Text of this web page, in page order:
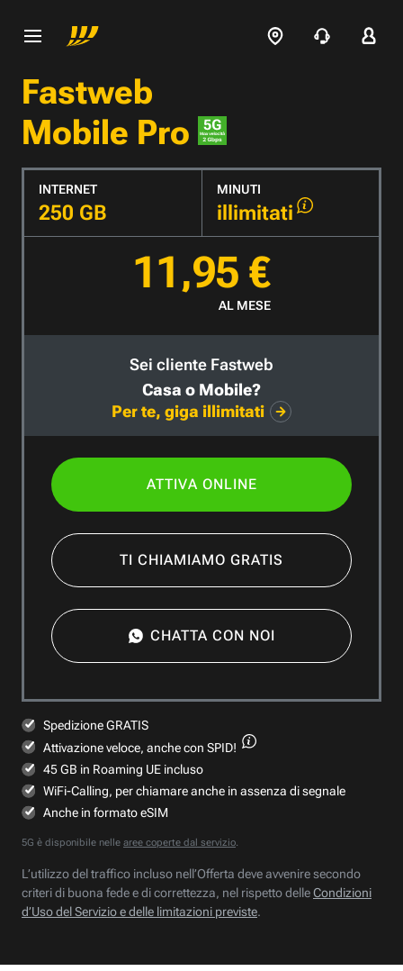
Fastweb
Mobile Pro
INTERNET
250 GB
MINUTI
illimitati
11,95 €
AL MESE
Sei cliente Fastweb
Casa o Mobile?
Per te, giga illimitati
ATTIVA ONLINE
TI CHIAMIAMO GRATIS
CHATTA CON NOI
Spedizione GRATIS
Attivazione veloce, anche con SPID!
45 GB in Roaming UE incluso
WiFi-Calling, per chiamare anche in assenza di segnale
Anche in formato eSIM
5G è disponibile nelle aree coperte dal servizio.
L’utilizzo del traffico incluso nell’Offerta deve avvenire secondo
criteri di buona fede e di correttezza, nel rispetto delleCondizioni
d’Uso del Servizio e delle limitazioni previste.